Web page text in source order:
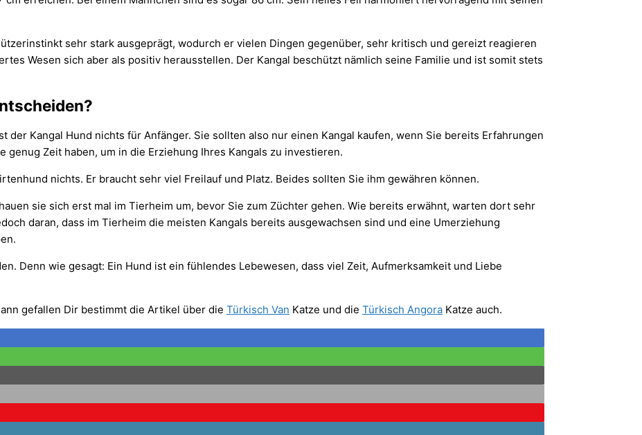
sehr stark ausgeprägt, wodurch er vielen Dingen gegenüber, sehr kritisch und gereizt reagieren
Wesen sich aber als positiv herausstellen. Der Kangal beschützt nämlich seine Familie und ist somit stets
der Kangal Hund nichts für Anfänger. Sie sollten also nur einen Kangal kaufen, wenn Sie bereits Erfahrungen
genug Zeit haben, um in die Erziehung Ihres Kangals zu investieren.
nichts. Er braucht sehr viel Freilauf und Platz. Beides sollten Sie ihm gewähren können.
sie sich erst mal im Tierheim um, bevor Sie zum Züchter gehen. Wie bereits erwähnt, warten dort sehr
daran, dass im Tierheim die meisten Kangals bereits ausgewachsen sind und eine Umerziehung
Denn wie gesagt: Ein Hund ist ein fühlendes Lebewesen, dass viel Zeit, Aufmerksamkeit und Liebe
gefallen Dir bestimmt die Artikel über die Türkisch Van Katze und die Türkisch Angora Katze auch.